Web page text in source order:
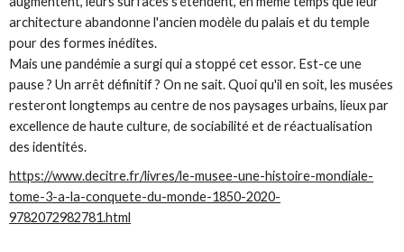
architecture abandonne l'ancien modèle du palais et du temple
pour des formes inédites.
Mais une pandémie a surgi qui a stoppé cet essor. Est-ce une
pause ? Un arrêt définitif ? On ne sait. Quoi qu'il en soit, les musées
resteront longtemps au centre de nos paysages urbains, lieux par
excellence de haute culture, de sociabilité et de réactualisation
des identités.
https://www.decitre.fr/livres/le-musee-une-histoire-mondiale-
tome-3-a-la-conquete-du-monde-1850-2020-
9782072982781.html